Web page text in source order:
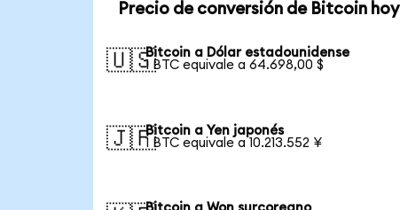
Precio de conversión de Bitcoin hoy
🇺🇸Bitcoin a Dólar estadounidense
1 BTC equivale a 64.698,00 $
🇯🇵Bitcoin a Yen japonés
1 BTC equivale a 10.213.552 ¥